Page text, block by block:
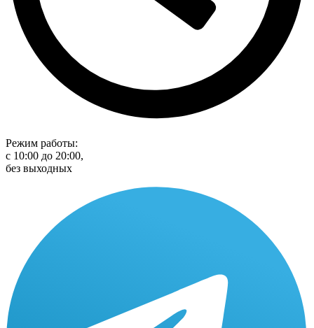
Режим работы:
с 10:00 до 20:00,
без выходных